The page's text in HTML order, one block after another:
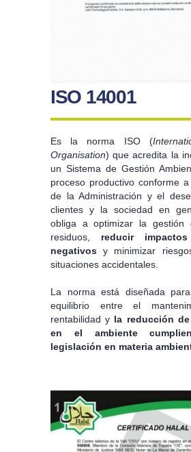
ISO 14001
Es la norma ISO (
Organisation) que acredita la
un Sistema de Gestión
proceso productivo conforme
de la Administración y el
clientes y la sociedad en
obliga a optimizar la gestión
residuos, reducir
negativos y minimizar
situaciones accidentales.
La norma está diseñada
equilibrio entre el
rentabilidad y la reducción
en el ambiente
legislación en materia